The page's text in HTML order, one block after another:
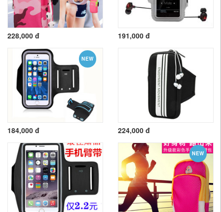
228,000 đ 191,000 đ
NEW
184,000 đ 224,000 đ
NEW